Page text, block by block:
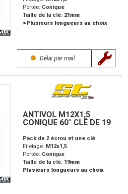
Portée: Conique
Taille de la clé: 21mm
>Plusieurs longueurs au choix
Délai par mail
ANTIVOL M12X1,5
CONIQUE 60° CLÉ DE 19
Pack de 2 écrou et une clé
Filetage: M12x1,5
Portée: Conique
Taille de la clé: 19mm
Plusieurs longueurs au choix